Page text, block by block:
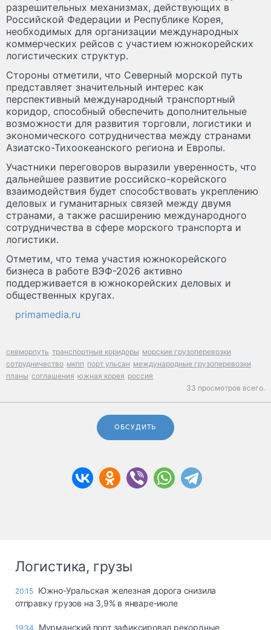
разрешительных механизмах, действующих в
Российской Федерации и Республике Корея,
необходимых для организации международных
коммерческих рейсов с участием южнокорейских
логистических структур.
Стороны отметили, что Северный морской путь
представляет значительный интерес как
перспективный международный транспортный
коридор, способный обеспечить дополнительные
возможности для развития торговли, логистики и
экономического сотрудничества между странами
Азиатско-Тихоокеанского региона и Европы.
Участники переговоров выразили уверенность, что
дальнейшее развитие российско-корейского
взаимодействия будет способствовать укреплению
деловых и гуманитарных связей между двумя
странами, а также расширению международного
сотрудничества в сфере морского транспорта и
логистики.
Отметим, что тема участия южнокорейского
бизнеса в работе ВЭФ-2026 активно
поддерживается в южнокорейских деловых и
общественных кругах.
primamedia.ru
севморпуть транспортные коридоры морские грузоперевозки
сотрудничество мкпп порт ульсан международные грузоперевозки
планы соглашения южная корея россия
33 просмотров всего.
ОБСУДИТЬ
Логистика, грузы
20:15 Южно-Уральская железная дорога снизила
отправку грузов на 3,9% в январе-июле
19:34 Мурманский порт зафиксировал рекордные